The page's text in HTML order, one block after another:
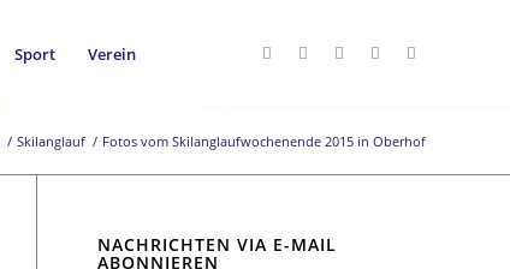
Sport Verein
/ Skilanglauf / Fotos vom Skilanglaufwochenende 2015 in Oberhof
NACHRICHTEN VIA E-MAIL
ABONNIEREN